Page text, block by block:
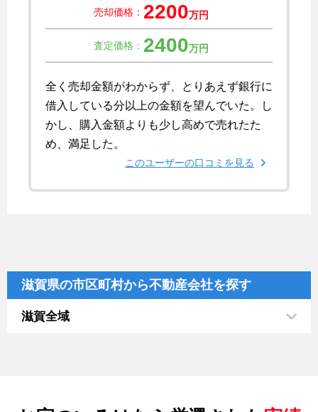
売却価格： 2200万円
査定価格： 2400万円
全く売却金額がわからず、とりあえず銀行に
借入している分以上の金額を望んでいた。し
かし、購入金額よりも少し高めで売れたた
め、満足した。
このユーザーの口コミを見る
滋賀県の市区町村から不動産会社を探す
滋賀全域